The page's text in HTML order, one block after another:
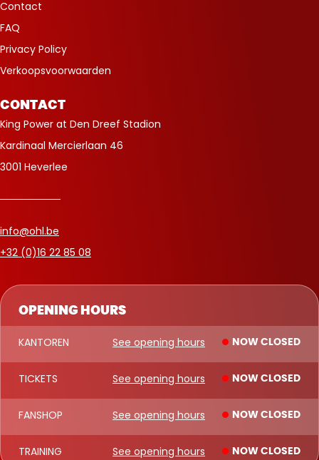
OPENING HOURS
KANTOREN See opening hours NOW CLOSED
TICKETS See opening hours NOW CLOSED
FANSHOP See opening hours NOW CLOSED
TRAINING See opening hours NOW CLOSED
Contact
FAQ
Privacy Policy
Verkoopsvoorwaarden
CONTACT
King Power at Den Dreef Stadion
Kardinaal Mercierlaan 46
3001 Heverlee
info@ohl.be
+32 (0)16 22 85 08